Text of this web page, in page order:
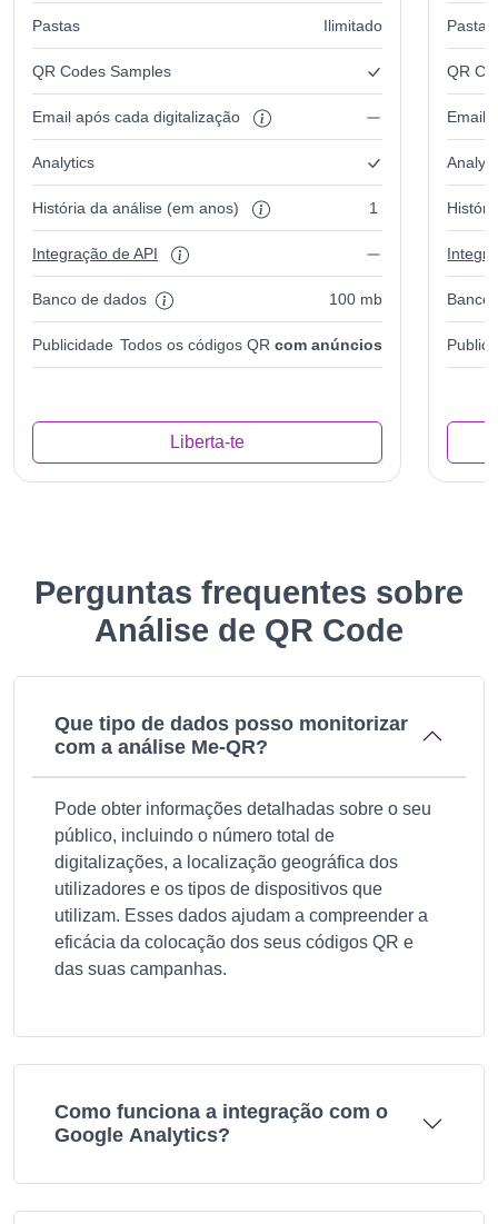
Pastas Ilimitado
QR Codes Samples
Email após cada digitalização
Analytics
História da análise (em anos) 1
Integração de API
Banco de dados 100 mb
Publicidade Todos os códigos QRcom anúncios
Liberta-te
Pastas
QR
Email
Banco
Perguntas frequentes sobre
Análise de QR Code
Que tipo de dados posso monitorizar
com a análise Me-QR?
Pode obter informações detalhadas sobre o seu
público, incluindo o número total de
digitalizações, a localização geográfica dos
utilizadores e os tipos de dispositivos que
utilizam. Esses dados ajudam a compreender a
eficácia da colocação dos seus códigos QR e
das suas campanhas.
Como funciona a integração com o
Google Analytics?